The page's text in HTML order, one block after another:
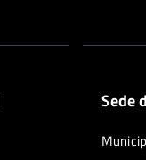
Sede